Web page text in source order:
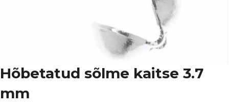
Hõbetatud sõlme kaitse 3.7
mm